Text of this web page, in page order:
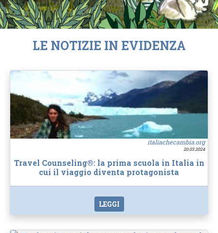
LE NOTIZIE IN EVIDENZA
italiachecambia.org
20.03.2024
Travel Counseling®: la prima scuola in Italia in
cui il viaggio diventa protagonista
LEGGI